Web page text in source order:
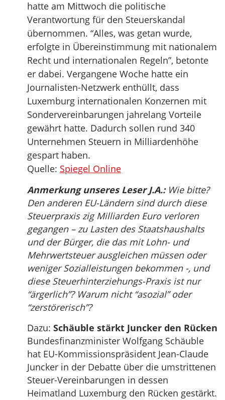
hatte am Mittwoch die politische
Verantwortung für den Steuerskandal
übernommen. “Alles, was getan wurde,
erfolgte in Übereinstimmung mit nationalem
Recht und internationalen Regeln”, betonte
er dabei. Vergangene Woche hatte ein
Journalisten-Netzwerk enthüllt, dass
Luxemburg internationalen Konzernen mit
Sondervereinbarungen jahrelang Vorteile
gewährt hatte. Dadurch sollen rund 340
Unternehmen Steuern in Milliardenhöhe
gespart haben.
Quelle: Spiegel Online
Anmerkung unseres Leser J.A.:Wie bitte?
Den anderen EU-Ländern sind durch diese
Steuerpraxis zig Milliarden Euro verloren
gegangen – zu Lasten des Staatshaushalts
und der Bürger, die das mit Lohn- und
Mehrwertsteuer ausgleichen müssen oder
weniger Sozialleistungen bekommen -, und
diese Steuerhinterziehungs-Praxis ist nur
“ärgerlich”? Warum nicht “asozial” oder
“zerstörerisch”?
Dazu: Schäuble stärkt Juncker den Rücken
Bundesfinanzminister Wolfgang Schäuble
hat EU-Kommissionspräsident Jean-Claude
Juncker in der Debatte über die umstrittenen
Steuer-Vereinbarungen in dessen
Heimatland Luxemburg den Rücken gestärkt.